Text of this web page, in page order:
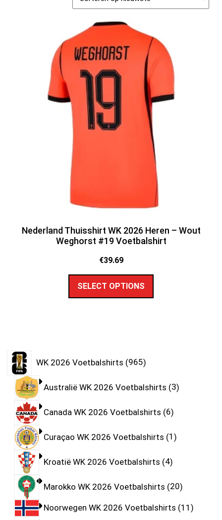
Nederland Thuisshirt WK 2026 Heren – Wout
Weghorst #19 Voetbalshirt
€39.69
SELECT OPTIONS
WK 2026 Voetbalshirts 965
Australië WK 2026 Voetbalshirts 3
Canada WK 2026 Voetbalshirts 6
Curaçao WK 2026 Voetbalshirts 1
Kroatië WK 2026 Voetbalshirts 4
Marokko WK 2026 Voetbalshirts 20
Noorwegen WK 2026 Voetbalshirts 11